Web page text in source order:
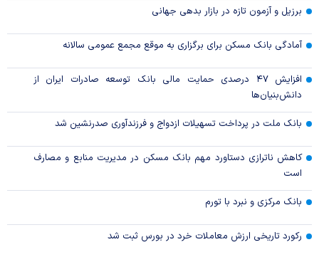
برزیل و آزمون تازه در بازار بدهی جهانی
آمادگی بانک مسکن برای برگزاری به موقع مجمع عمومی سالانه
افزایش ۴۷ درصدی حمایت مالی بانک توسعه صادرات ایران از
دانش‌بنیان‌ها
بانک ملت در پرداخت تسهیلات ازدواج و فرزندآوری صدرنشین شد
کاهش ناترازی دستاورد مهم بانک مسکن در مدیریت منابع و مصارف
است
بانک مرکزی و نبرد با تورم
رکورد تاریخی ارزش معاملات خرد در بورس ثبت شد